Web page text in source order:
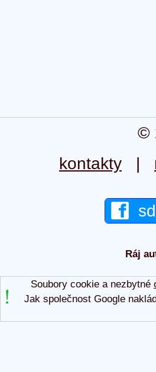
©
kontakty |
Ráj
Soubory cookie a nezbytné
Jak společnost Google